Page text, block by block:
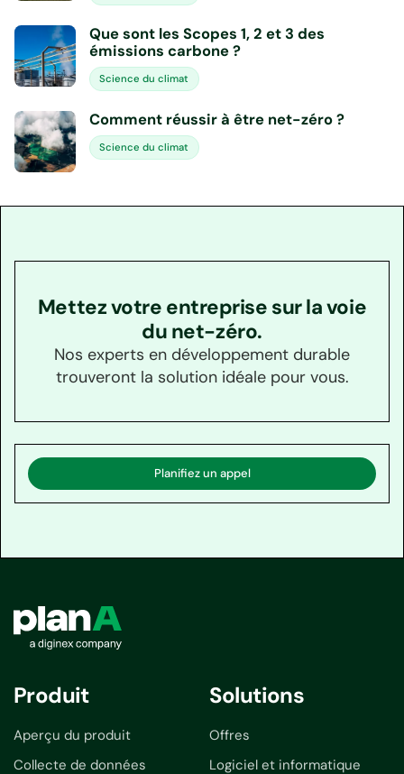
Que sont les Scopes 1, 2 et 3 des
émissions carbone ?
Science du climat
Comment réussir à être net-zéro ?
Science du climat
Mettez votre entreprise sur la voie
du net-zéro.
Nos experts en développement durable
trouveront la solution idéale pour vous.
Planifiez un appel
Produit
Aperçu du produit
Collecte de données
Solutions
Offres
Logiciel et informatique